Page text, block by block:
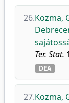
26.Kozma,
Ter. Stat.
DEA
27.Kozma,